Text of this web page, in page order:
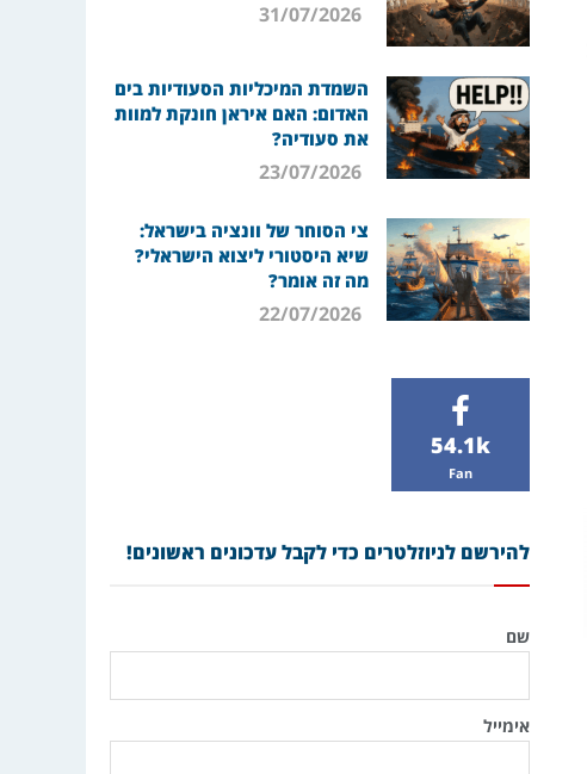
31/07/2026
השמדת המיכליות הסעודיות בים
האדום: האם איראן חונקת למוות
את סעודיה?
23/07/2026
צי הסוחר של וונציה בישראל:
שיא היסטורי ליצוא הישראלי?
מה זה אומר?
22/07/2026
54.1k
Fan
להירשם לניוזלטרים כדי לקבל עדכונים ראשונים!
שם
אימייל